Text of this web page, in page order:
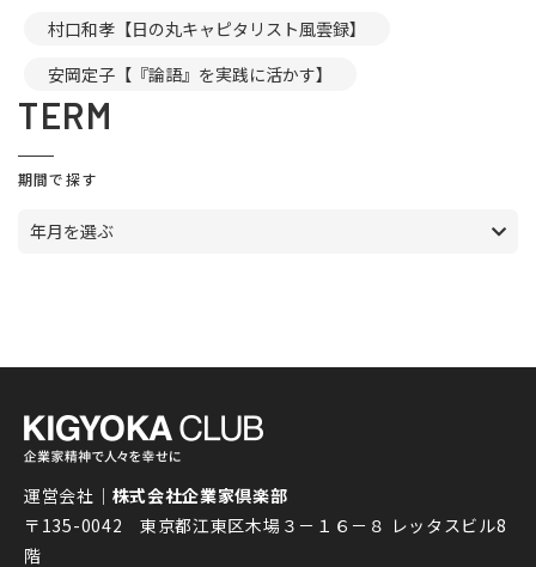
村口和孝【日の丸キャピタリスト風雲録】
安岡定子【『論語』を実践に活かす】
TERM
期間で探す
年月を選ぶ
運営会社｜ 株式会社企業家倶楽部
〒135-0042 東京都江東区木場３－１６－８ レッタスビル8
階